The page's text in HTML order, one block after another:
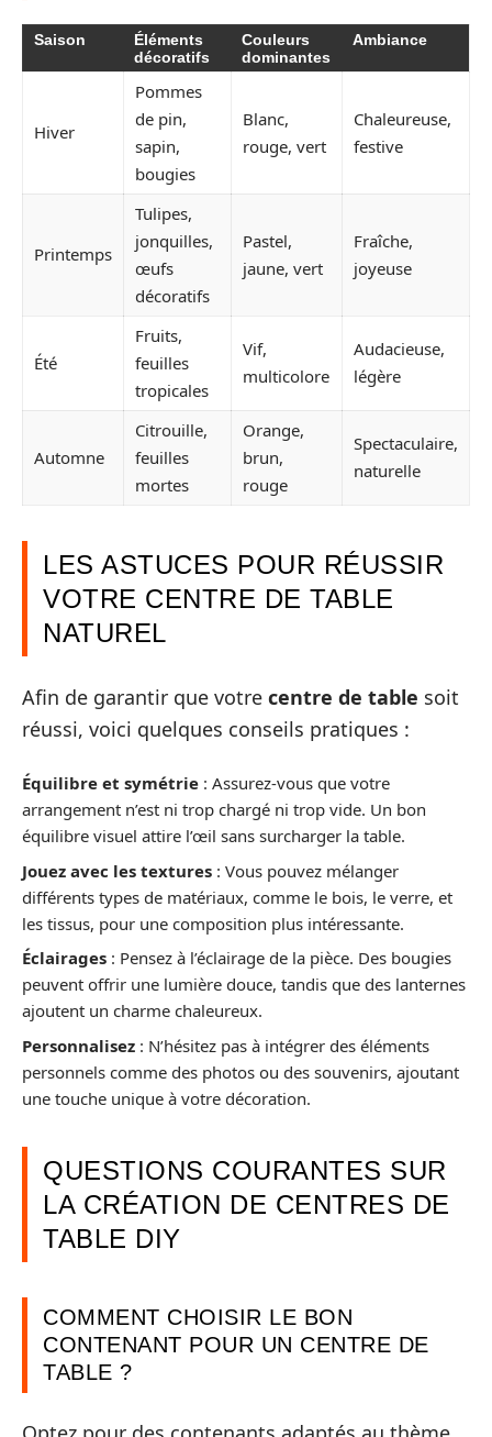
Saison
Éléments
décoratifs
Couleurs
dominantes
Ambiance
Hiver
Pommes
de pin,
sapin,
bougies
Blanc,
rouge, vert
Chaleureuse,
festive
Printemps
Tulipes,
jonquilles,
œufs
décoratifs
Pastel,
jaune, vert
Fraîche,
joyeuse
Été
Fruits,
feuilles
tropicales
Vif,
multicolore
Audacieuse,
légère
Automne
Citrouille,
feuilles
mortes
Orange,
brun,
rouge
Spectaculaire,
naturelle
LES ASTUCES POUR RÉUSSIR
VOTRE CENTRE DE TABLE
NATUREL
Afin de garantir que votre centre de table soit
réussi, voici quelques conseils pratiques :
Équilibre et symétrie : Assurez-vous que votre
arrangement n’est ni trop chargé ni trop vide. Un bon
équilibre visuel attire l’œil sans surcharger la table.
Jouez avec les textures : Vous pouvez mélanger
différents types de matériaux, comme le bois, le verre, et
les tissus, pour une composition plus intéressante.
Éclairages : Pensez à l’éclairage de la pièce. Des bougies
peuvent offrir une lumière douce, tandis que des lanternes
ajoutent un charme chaleureux.
Personnalisez : N’hésitez pas à intégrer des éléments
personnels comme des photos ou des souvenirs, ajoutant
une touche unique à votre décoration.
QUESTIONS COURANTES SUR
LA CRÉATION DE CENTRES DE
TABLE DIY
COMMENT CHOISIR LE BON
CONTENANT POUR UN CENTRE DE
TABLE ?